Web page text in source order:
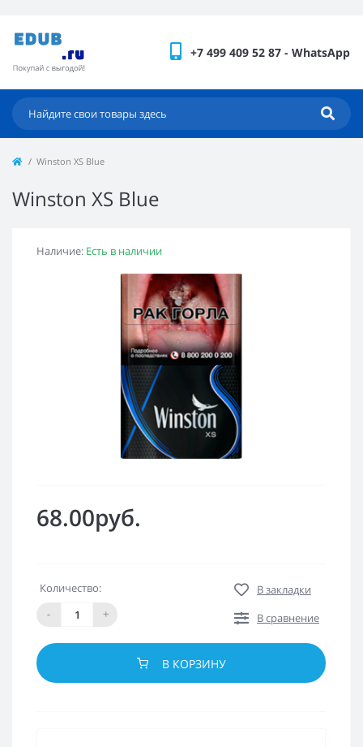
+7 499 409 52 87 - WhatsApp
Winston XS Blue
Winston XS Blue
Наличие: Есть в наличии
68.00руб.
Количество:
-
+
В закладки
В сравнение
В КОРЗИНУ